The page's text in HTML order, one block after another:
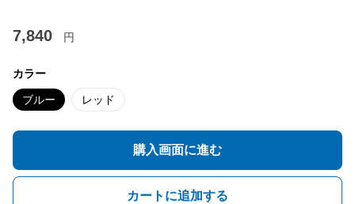
7,840 円
カラー
ブルー レッド
購入画面に進む
カートに追加する